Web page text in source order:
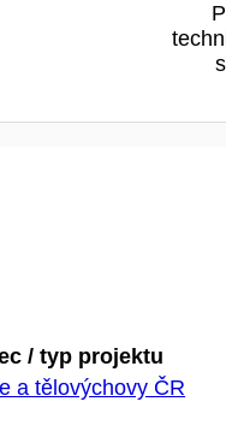
/ typ projektu
a tělovýchovy ČR